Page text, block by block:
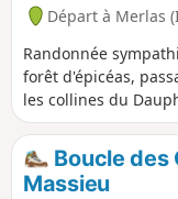
Départ à Merlas
Randonnée
forêt d'épicéas,
les collines du
Chartreuse.
Boucle des
Massieu